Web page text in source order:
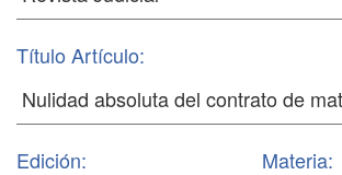
Título Artículo:
Edición: Materia: